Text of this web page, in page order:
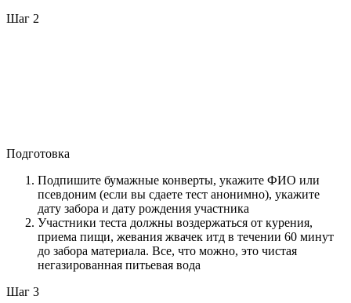
Шаг 2
Подготовка
Подпишите бумажные конверты, укажите ФИО или
псевдоним (если вы сдаете тест анонимно), укажите
дату забора и дату рождения участника
Участники теста должны воздержаться от курения,
приема пищи, жевания жвачек итд в течении 60 минут
до забора материала. Все, что можно, это чистая
негазированная питьевая вода
Шаг 3